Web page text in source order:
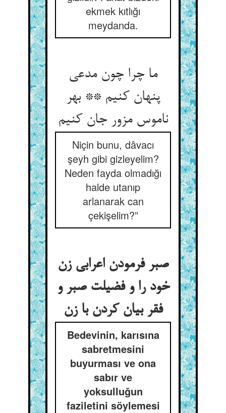
ekmek kıtlığı
meydanda.
ما چرا چون مدعی
پنهان کنیم ** بهر
Niçin bunu, dâvacı
şeyh gibi gizleyelim?
Neden fayda olmadığı
halde utanıp
arlanarak can
çekişelim?”
صبر فرمودن اعرابی زن
خود را و فضیلت صبر و
Bedevinin, karısına
sabretmesini
buyurması ve ona
sabır ve
yoksulluğun
faziletini söylemesi